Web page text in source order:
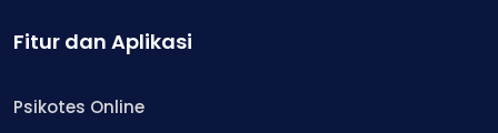
Fitur dan Aplikasi
Psikotes Online